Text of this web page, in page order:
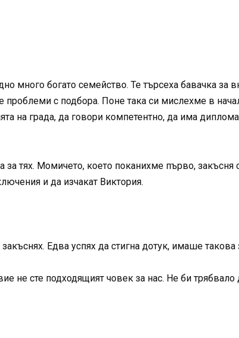
много богато семейство. Те търсеха бавачка за
проблеми с подбора. Поне така си мислехме в
на града, да говори компетентно, да има
за тях. Момичето, което поканихме първо,
и да изчакат Виктория.
Едва успях да стигна дотук, имаше такова
не сте подходящият човек за нас. Не би трябвало